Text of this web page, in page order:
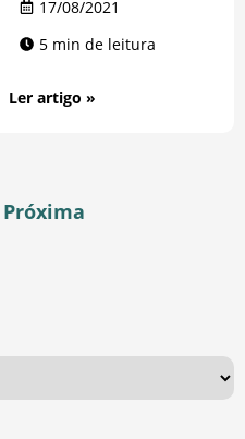
17/08/2021
5 min de leitura
Ler artigo »
Próxima